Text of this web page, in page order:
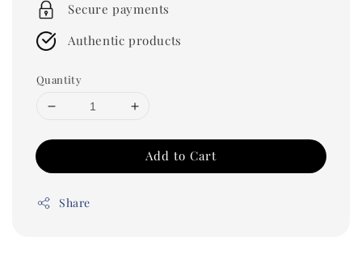
Secure payments
Authentic products
Quantity
Add to Cart
Share